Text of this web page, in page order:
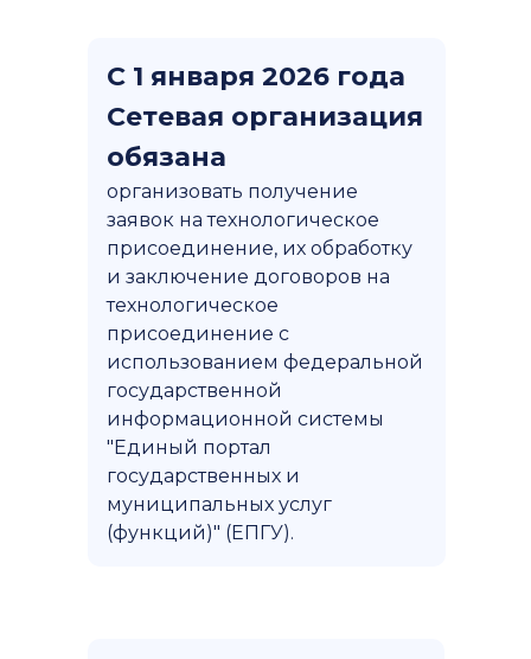
С 1 января 2026 года
Сетевая организация
обязана
организовать получение
заявок на технологическое
присоединение, их обработку
и заключение договоров на
технологическое
присоединение с
использованием федеральной
государственной
информационной системы
"Единый портал
государственных и
муниципальных услуг
(функций)" (ЕПГУ).